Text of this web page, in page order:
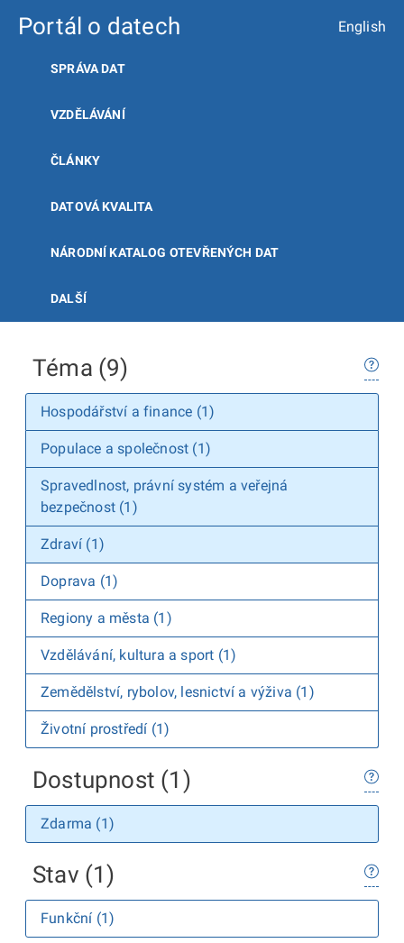
Portál o datech English
SPRÁVA DAT
VZDĚLÁVÁNÍ
ČLÁNKY
DATOVÁ KVALITA
NÁRODNÍ KATALOG OTEVŘENÝCH DAT
DALŠÍ
Téma (9)
Hospodářství a finance (1)
Populace a společnost (1)
Spravedlnost, právní systém a veřejná
bezpečnost (1)
Zdraví (1)
Doprava (1)
Regiony a města (1)
Vzdělávání, kultura a sport (1)
Zemědělství, rybolov, lesnictví a výživa (1)
Životní prostředí (1)
Dostupnost (1)
Zdarma (1)
Stav (1)
Funkční (1)